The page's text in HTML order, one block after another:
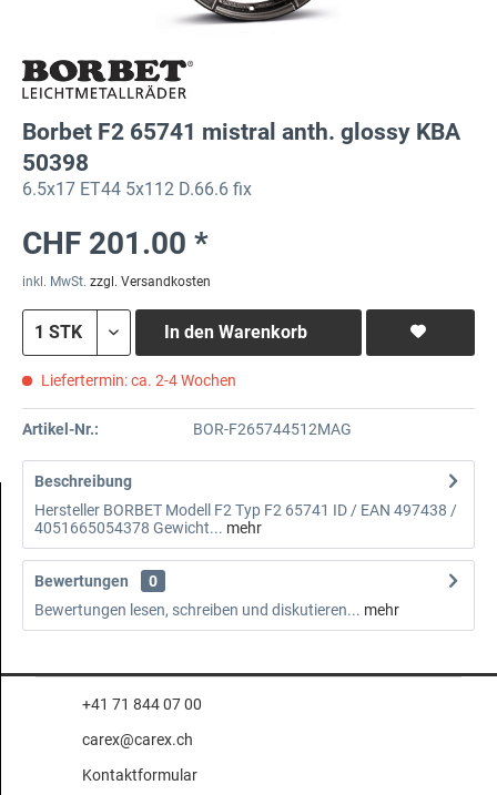
Borbet F2 65741 mistral anth. glossy KBA
50398
6.5x17 ET44 5x112 D.66.6 fix
CHF 201.00 *
inkl. MwSt. zzgl. Versandkosten
In den Warenkorb
Liefertermin: ca. 2-4 Wochen
Artikel-Nr.: BOR-F265744512MAG
Beschreibung
Hersteller BORBET Modell F2 Typ F2 65741 ID / EAN 497438 /
4051665054378 Gewicht... mehr
Bewertungen
0
Bewertungen lesen, schreiben und diskutieren... mehr
+41 71 844 07 00
carex@carex.ch
Kontaktformular